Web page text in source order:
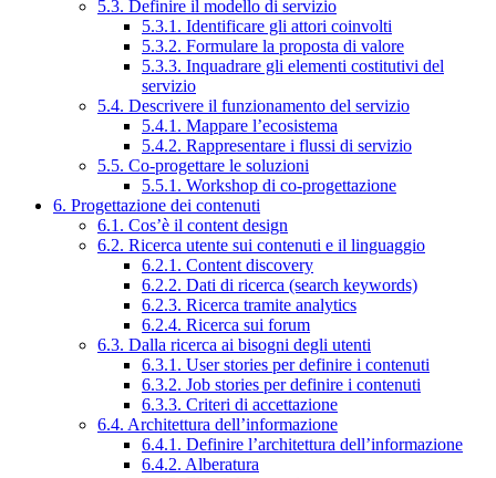
5.3. Definire il modello di servizio
5.3.1. Identificare gli attori coinvolti
5.3.2. Formulare la proposta di valore
5.3.3. Inquadrare gli elementi costitutivi del
servizio
5.4. Descrivere il funzionamento del servizio
5.4.1. Mappare l’ecosistema
5.4.2. Rappresentare i flussi di servizio
5.5. Co-progettare le soluzioni
5.5.1. Workshop di co-progettazione
6. Progettazione dei contenuti
6.1. Cos’è il content design
6.2. Ricerca utente sui contenuti e il linguaggio
6.2.1. Content discovery
6.2.2. Dati di ricerca (search keywords)
6.2.3. Ricerca tramite analytics
6.2.4. Ricerca sui forum
6.3. Dalla ricerca ai bisogni degli utenti
6.3.1. User stories per definire i contenuti
6.3.2. Job stories per definire i contenuti
6.3.3. Criteri di accettazione
6.4. Architettura dell’informazione
6.4.1. Definire l’architettura dell’informazione
6.4.2. Alberatura